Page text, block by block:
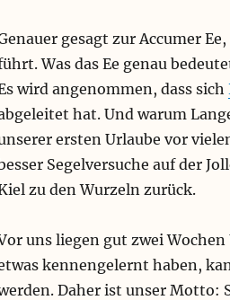
gesagt zur Accumer
Was das Ee genau
wird angenommen, dass sich
hat. Und warum
ersten Urlaube vor
Segelversuche auf der
zu den Wurzeln zurück.
uns liegen gut zwei
kennengelernt haben,
Daher ist unser